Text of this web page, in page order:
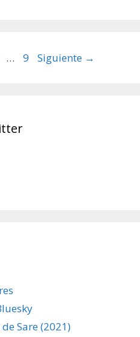
… Página
9 Siguiente →
Sare (2021)